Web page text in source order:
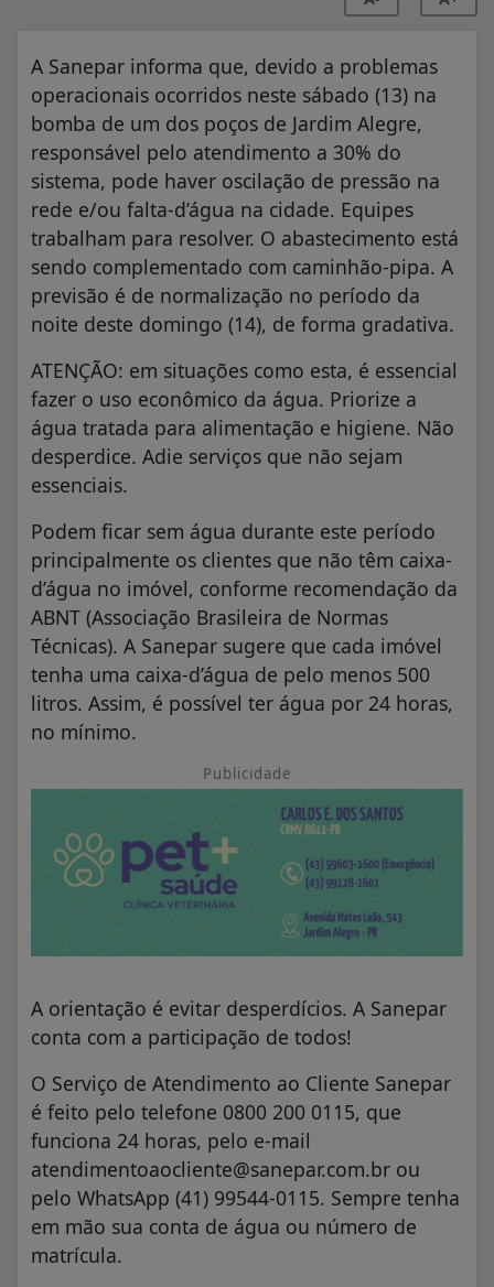
A Sanepar informa que, devido a problemas
operacionais ocorridos neste sábado (13) na
bomba de um dos poços de Jardim Alegre,
responsável pelo atendimento a 30% do
sistema, pode haver oscilação de pressão na
rede e/ou falta-d’água na cidade. Equipes
trabalham para resolver. O abastecimento está
sendo complementado com caminhão-pipa. A
previsão é de normalização no período da
noite deste domingo (14), de forma gradativa.
ATENÇÃO: em situações como esta, é essencial
fazer o uso econômico da água. Priorize a
água tratada para alimentação e higiene. Não
desperdice. Adie serviços que não sejam
essenciais.
Podem ficar sem água durante este período
principalmente os clientes que não têm caixa-
d’água no imóvel, conforme recomendação da
ABNT (Associação Brasileira de Normas
Técnicas). A Sanepar sugere que cada imóvel
tenha uma caixa-d’água de pelo menos 500
litros. Assim, é possível ter água por 24 horas,
no mínimo.
Publicidade
A orientação é evitar desperdícios. A Sanepar
conta com a participação de todos!
O Serviço de Atendimento ao Cliente Sanepar
é feito pelo telefone 0800 200 0115, que
funciona 24 horas, pelo e-mail
atendimentoaocliente@sanepar.com.br ou
pelo WhatsApp (41) 99544-0115. Sempre tenha
em mão sua conta de água ou número de
matrícula.